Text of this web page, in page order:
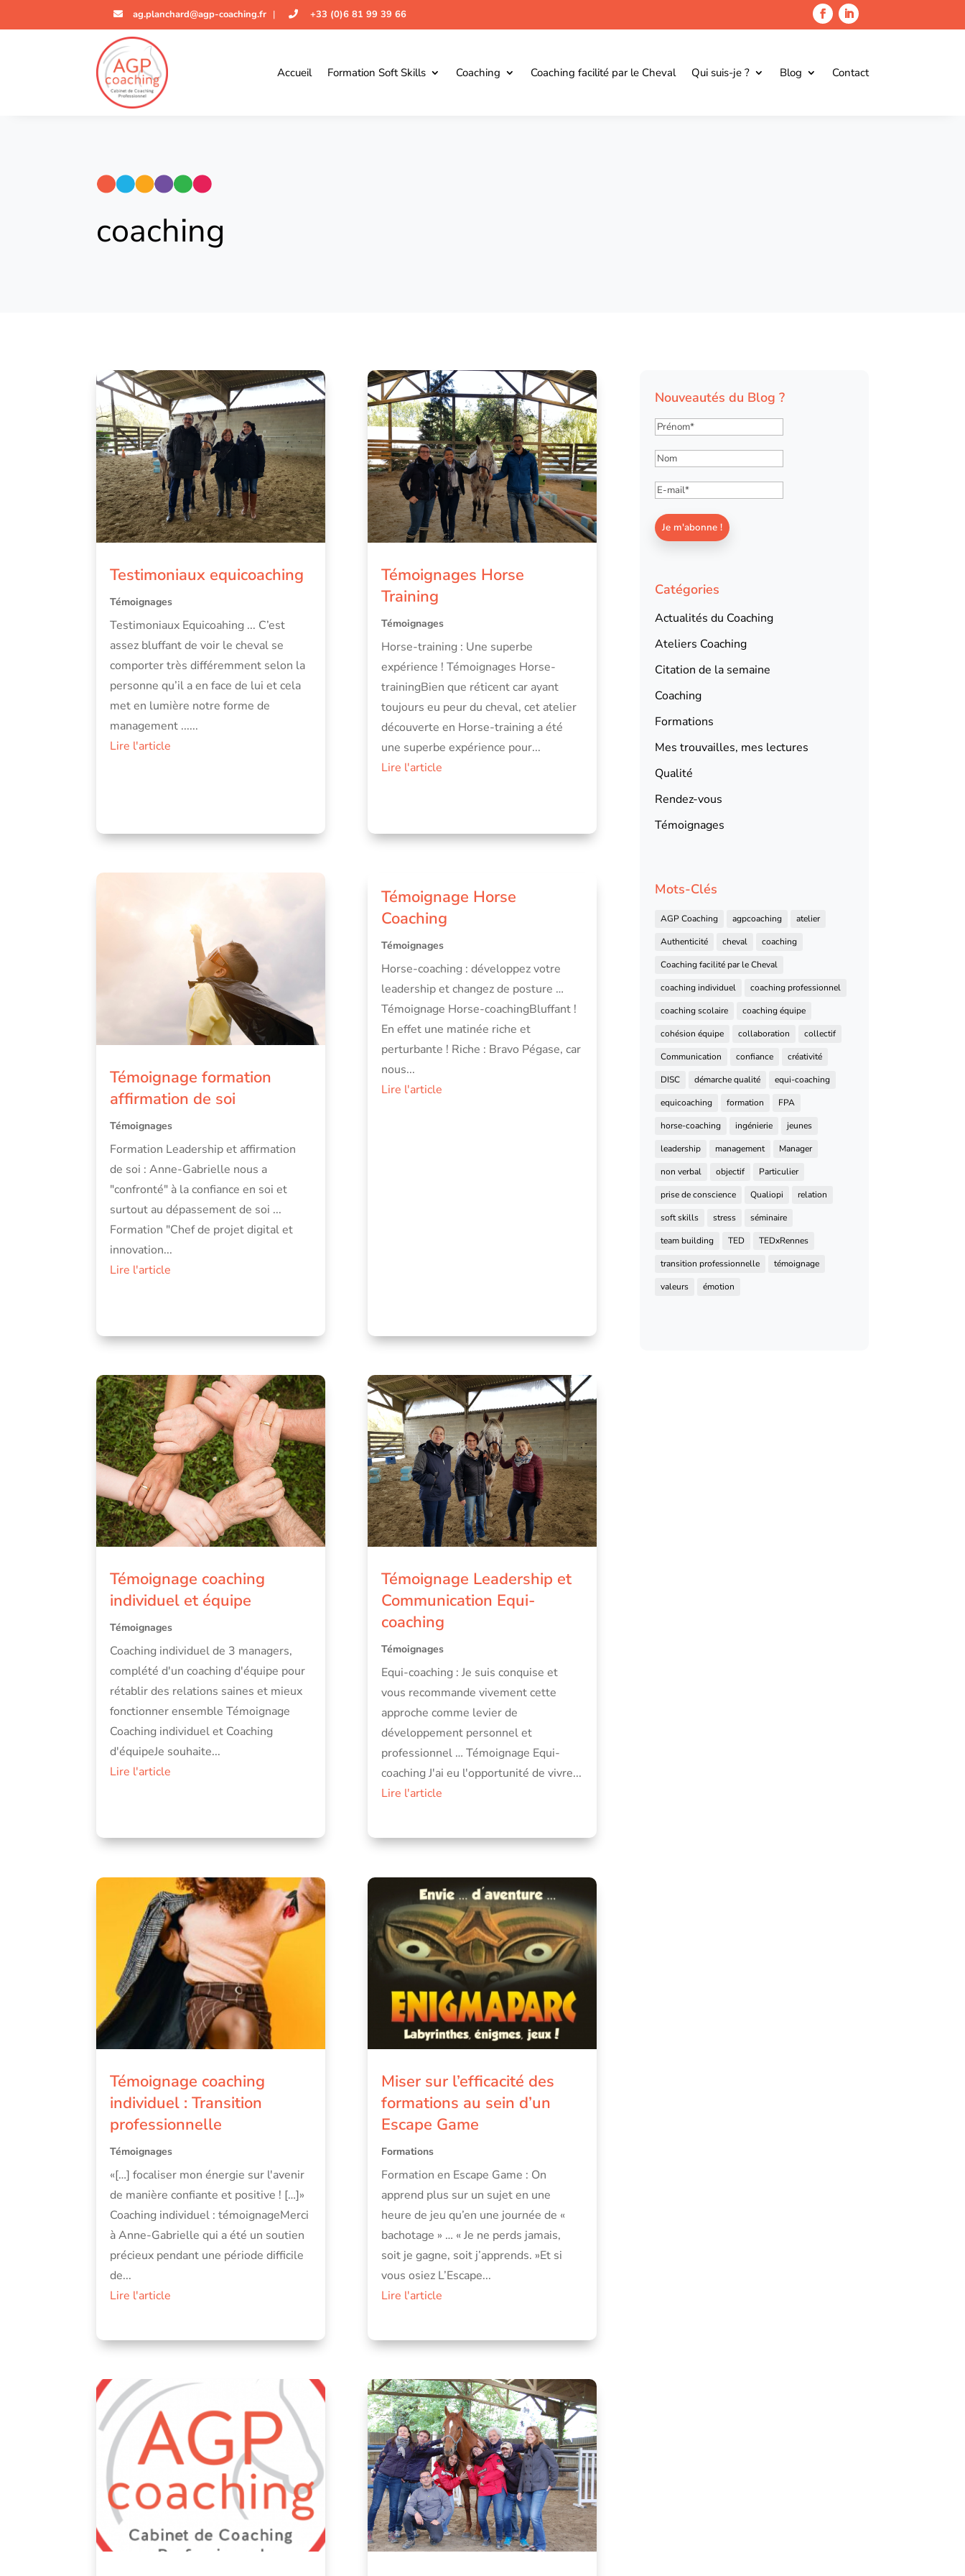
ag.planchard@agp-coaching.fr| +33 (0)6 81 99 39 66
Accueil Formation Soft Skills Coaching Coaching facilité par le Cheval Qui suis-je ? Blog Contact
coaching
Testimoniaux equicoaching
Témoignages
Testimoniaux Equicoahing ... C’est
assez bluffant de voir le cheval se
comporter très différemment selon la
personne qu’il a en face de lui et cela
met en lumière notre forme de
management ......
Lire l'article
Témoignage formation
affirmation de soi
Témoignages
Formation Leadership et affirmation
de soi : Anne-Gabrielle nous a
"confronté" à la confiance en soi et
surtout au dépassement de soi ...
Formation "Chef de projet digital et
innovation...
Lire l'article
Témoignage coaching
individuel et équipe
Témoignages
Coaching individuel de 3 managers,
complété d'un coaching d'équipe pour
rétablir des relations saines et mieux
fonctionner ensemble Témoignage
Coaching individuel et Coaching
d'équipeJe souhaite...
Lire l'article
Témoignage coaching
individuel : Transition
professionnelle
Témoignages
«[…] focaliser mon énergie sur l'avenir
de manière confiante et positive ! […]»
Coaching individuel : témoignageMerci
à Anne-Gabrielle qui a été un soutien
précieux pendant une période difficile
de...
Lire l'article
Témoignages Horse
Training
Témoignages
Horse-training : Une superbe
expérience ! Témoignages Horse-
trainingBien que réticent car ayant
toujours eu peur du cheval, cet atelier
découverte en Horse-training a été
une superbe expérience pour...
Lire l'article
Témoignage Horse
Coaching
Témoignages
Horse-coaching : développez votre
leadership et changez de posture …
Témoignage Horse-coachingBluffant !
En effet une matinée riche et
perturbante ! Riche : Bravo Pégase, car
nous...
Lire l'article
Témoignage Leadership et
Communication Equi-
coaching
Témoignages
Equi-coaching : Je suis conquise et
vous recommande vivement cette
approche comme levier de
développement personnel et
professionnel … Témoignage Equi-
coaching J'ai eu l'opportunité de vivre...
Lire l'article
Miser sur l’efficacité des
formations au sein d’un
Escape Game
Formations
Formation en Escape Game : On
apprend plus sur un sujet en une
heure de jeu qu’en une journée de «
bachotage » … « Je ne perds jamais,
soit je gagne, soit j’apprends. »Et si
vous osiez L’Escape...
Lire l'article
Nouveautés du Blog ?
Catégories
Actualités du Coaching
Ateliers Coaching
Citation de la semaine
Coaching
Formations
Mes trouvailles, mes lectures
Qualité
Rendez-vous
Témoignages
Mots-Clés
AGP Coaching agpcoaching
atelier
Authenticité
cheval
coaching
Coaching facilité par le Cheval
coaching individuel
coaching professionnel
coaching scolaire
coaching équipe
cohésion équipe
collaboration
collectif
Communication
confiance
créativité
DISC
démarche qualité
equi-coaching
equicoaching
formation
FPA
horse-coaching
ingénierie
jeunes
leadership
management
Manager
non verbal
objectif
Particulier
prise de conscience
Qualiopi
relation
soft skills
stress
séminaire
team building
TED
TEDxRennes
transition professionnelle
témoignage
valeurs
émotion